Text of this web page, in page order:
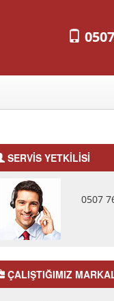
SERVİS YETKİLİSİ
0507
ÇALIŞTIĞIMIZ